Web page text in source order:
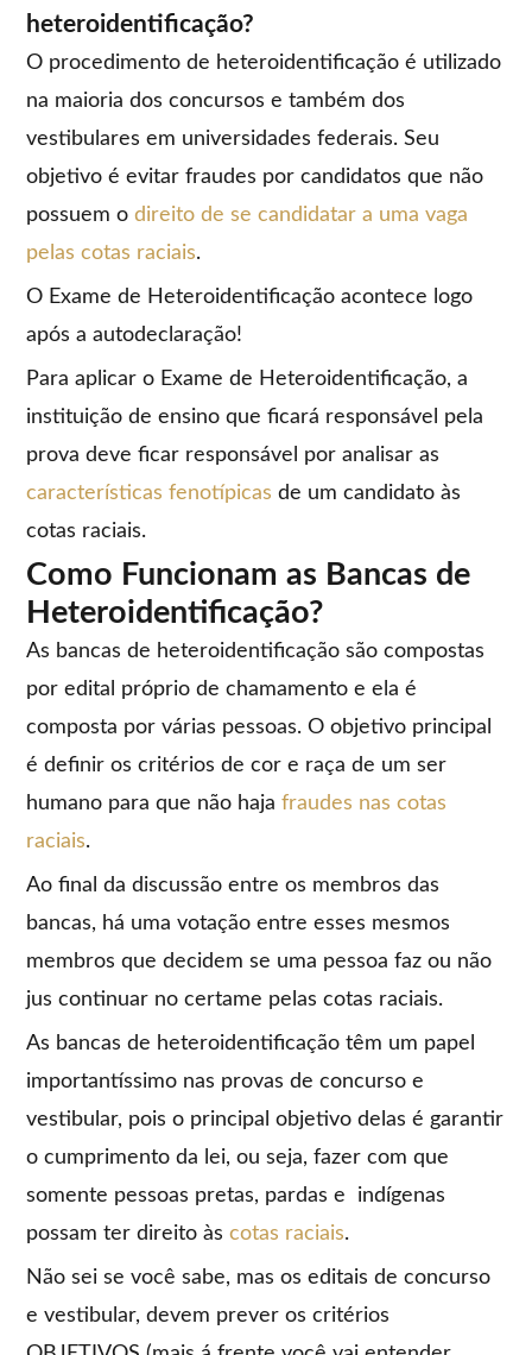
heteroidentificação?
O procedimento de heteroidentificação é utilizado
na maioria dos concursos e também dos
vestibulares em universidades federais. Seu
objetivo é evitar fraudes por candidatos que não
possuem odireito de se candidatar a uma vaga
pelas cotas raciais.
O Exame de Heteroidentificação acontece logo
após a autodeclaração!
Para aplicar o Exame de Heteroidentificação, a
instituição de ensino que ficará responsável pela
prova deve ficar responsável por analisar as
características fenotípicas de um candidato às
cotas raciais.
Como Funcionam as Bancas de
Heteroidentificação?
As bancas de heteroidentificação são compostas
por edital próprio de chamamento e ela é
composta por várias pessoas. O objetivo principal
é definir os critérios de cor e raça de um ser
humano para que não hajafraudes nas cotas
raciais.
Ao final da discussão entre os membros das
bancas, há uma votação entre esses mesmos
membros que decidem se uma pessoa faz ou não
jus continuar no certame pelas cotas raciais.
As bancas de heteroidentificação têm um papel
importantíssimo nas provas de concurso e
vestibular, pois o principal objetivo delas é garantir
o cumprimento da lei, ou seja, fazer com que
somente pessoas pretas, pardas e indígenas
possam ter direito àscotas raciais.
Não sei se você sabe, mas os editais de concurso
e vestibular, devem prever os critérios